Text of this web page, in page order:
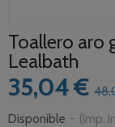
Toallero aro
Lealbath
35,04 €
Disponible - (Imp.